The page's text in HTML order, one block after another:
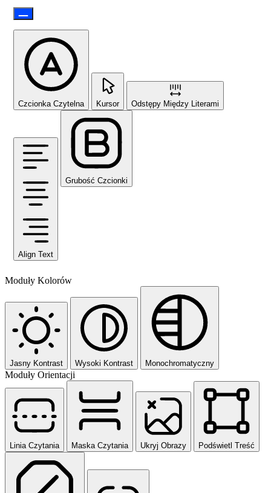
Czcionka Czytelna Kursor Odstępy Między Literami
Align Text
Grubość Czcionki
Moduły Kolorów
Jasny Kontrast Wysoki Kontrast Monochromatyczny
Moduły Orientacji
Linia Czytania Maska Czytania Ukryj Obrazy Podświetl Treść